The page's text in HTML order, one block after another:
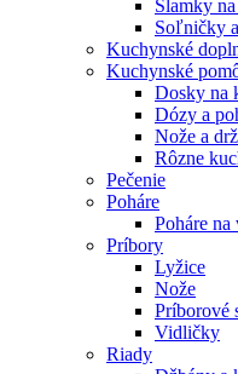
Slamky
Soľničky
Kuchynské
Kuchynské
Dosky na
Dózy a
Nože a
Rôzne
Pečenie
Poháre
Poháre na
Príbory
Lyžice
Nože
Príborové
Vidličky
Riady